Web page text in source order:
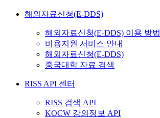
해외자료신청(E-DDS)
해외자료신청(E-DDS) 이용 방법
비용지원 서비스 안내
해외자료신청(E-DDS)
중국대학 자료 검색
RISS API 센터
RISS 검색 API
KOCW 강의정보 API